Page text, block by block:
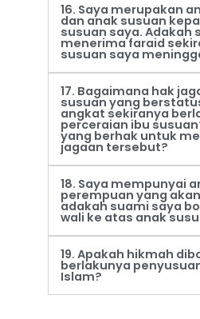
16. Saya merupakan
dan anak susuan
susuan saya. Adakah
menerima faraid
susuan saya
17. Bagaimana hak
susuan yang
angkat sekiranya
perceraian ibu
yang berhak untuk
jagaan tersebut?
18. Saya mempunyai
perempuan yang
adakah suami saya
wali ke atas anak
19. Apakah hikmah
berlakunya
Islam?